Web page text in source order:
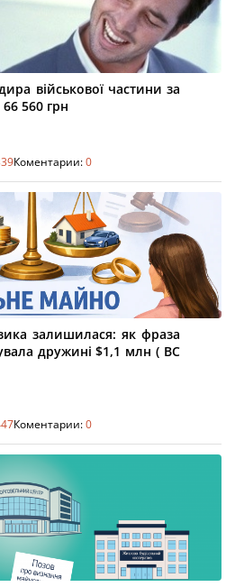
військової частини за
560 грн
Коментарии:0
залишилася: як фраза
дружині $1,1 млн ( ВС
Коментарии:0